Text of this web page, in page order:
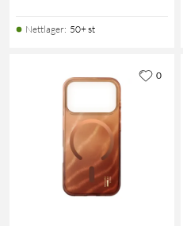
Nettlager: 50+ st
0